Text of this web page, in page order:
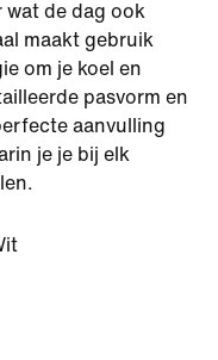
wat de dag ook
maakt gebruik
om je koel en
pasvorm en
aanvulling
je je bij elk